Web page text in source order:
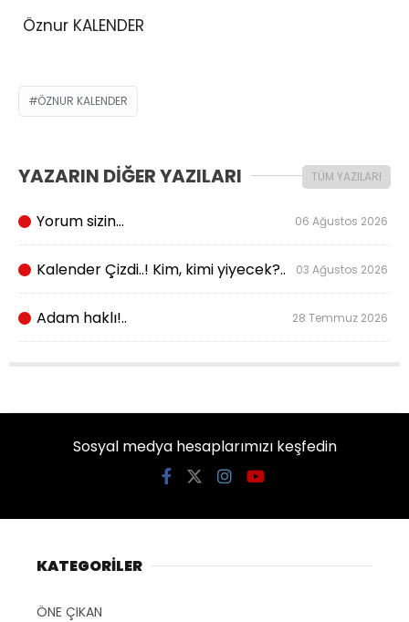
Öznur KALENDER
ÖZNUR KALENDER
YAZARIN DİĞER YAZILARI TÜM YAZILARI
Yorum sizin… 06 Ağustos 2026
Kalender Çizdi..! Kim, kimi yiyecek?.. 03 Ağustos 2026
Adam haklı!.. 28 Temmuz 2026
Sosyal medya hesaplarımızı keşfedin
KATEGORİLER
ÖNE ÇIKAN